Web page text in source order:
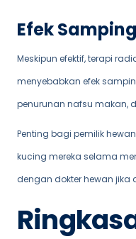
Efek Samping
Meskipun efektif, terapi
menyebabkan efek
penurunan nafsu makan,
Penting bagi pemilik
kucing mereka selama
dengan dokter hewan